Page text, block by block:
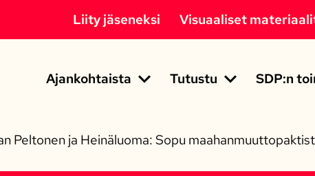
Ajankohtaista
Tutustu SDP:n
Liity jäseneksi Visuaaliset
Peltonen ja Heinäluoma: Sopu